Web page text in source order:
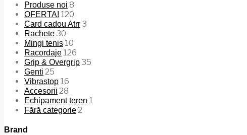
Produse noi 8
OFERTA! 120
Card cadou Atrr3
Rachete30
Mingi tenis 10
Racordaje 126
Grip & Overgrip35
Genti 25
Vibrastop 16
Accesorii 28
Echipament teren 1
Fără categorie2
Brand